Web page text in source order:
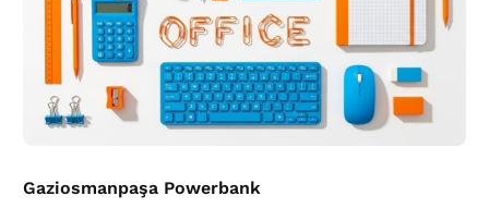
Gaziosmanpaşa Powerbank